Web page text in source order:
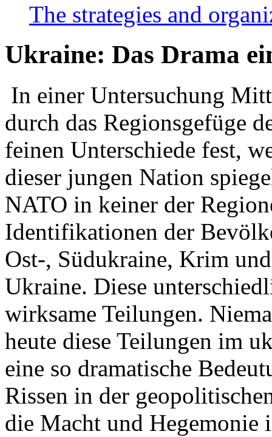
The strategies and
Ukraine: Das Drama
In einer Untersuchung
durch das Regionsgefüge
feinen Unterschiede fest,
dieser jungen Nation
NATO in keiner der
Identifikationen der
Ost-, Südukraine, Krim
Ukraine. Diese
wirksame Teilungen.
heute diese Teilungen im
eine so dramatische
Rissen in der
die Macht und Hegemonie